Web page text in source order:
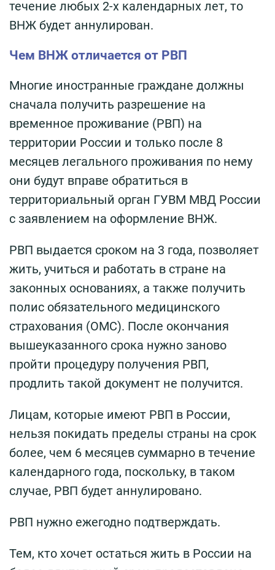
течение любых 2-х календарных лет, то
ВНЖ будет аннулирован.
Чем ВНЖ отличается от РВП
Многие иностранные граждане должны
сначала получить разрешение на
временное проживание (РВП) на
территории России и только после 8
месяцев легального проживания по нему
они будут вправе обратиться в
территориальный орган ГУВМ МВД России
с заявлением на оформление ВНЖ.
РВП выдается сроком на 3 года, позволяет
жить, учиться и работать в стране на
законных основаниях, а также получить
полис обязательного медицинского
страхования (ОМС). После окончания
вышеуказанного срока нужно заново
пройти процедуру получения РВП,
продлить такой документ не получится.
Лицам, которые имеют РВП в России,
нельзя покидать пределы страны на срок
более, чем 6 месяцев суммарно в течение
календарного года, поскольку, в таком
случае, РВП будет аннулировано.
РВП нужно ежегодно подтверждать.
Тем, кто хочет остаться жить в России на